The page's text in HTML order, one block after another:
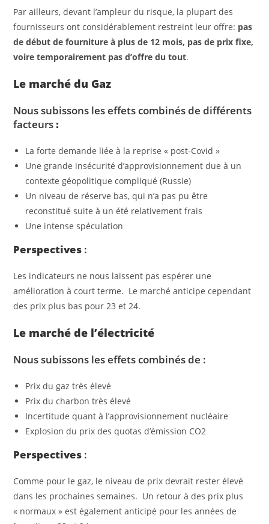
Par ailleurs, devant l’ampleur du risque, la plupart des
fournisseurs ont considérablement restreint leur offre: pas
de début de fourniture à plus de 12 mois, pas de prix fixe,
voire temporairement pas d’offre du tout.
Le marché du Gaz
Nous subissons les effets combinés de différents
facteurs:
La forte demande liée à la reprise « post-Covid »
Une grande insécurité d’approvisionnement due à un
contexte géopolitique compliqué (Russie)
Un niveau de réserve bas, qui n’a pas pu être
reconstitué suite à un été relativement frais
Une intense spéculation
Perspectives :
Les indicateurs ne nous laissent pas espérer une
amélioration à court terme. Le marché anticipe cependant
des prix plus bas pour 23 et 24.
Le marché de l’électricité
Nous subissons les effets combinés de :
Prix du gaz très élevé
Prix du charbon très élevé
Incertitude quant à l’approvisionnement nucléaire
Explosion du prix des quotas d’émission CO2
Perspectives :
Comme pour le gaz, le niveau de prix devrait rester élevé
dans les prochaines semaines. Un retour à des prix plus
« normaux » est également anticipé pour les années de